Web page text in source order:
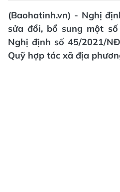
(Baohatinh.vn) - Nghị
sửa đổi, bổ sung một
Nghị định số 45/2021/
Quỹ hợp tác xã địa